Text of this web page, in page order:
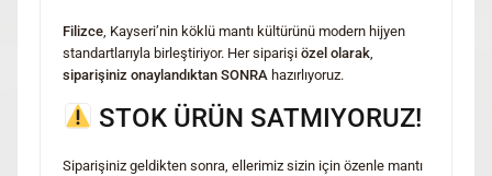
Filizce, Kayseri’nin köklü mantı kültürünü modern hijyen
standartlarıyla birleştiriyor. Her siparişi özel olarak,
siparişiniz onaylandıktan SONRA hazırlıyoruz.
STOK ÜRÜN SATMIYORUZ!
Siparişiniz geldikten sonra, ellerimiz sizin için özenle mantı